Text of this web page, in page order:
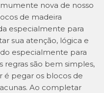
nova de nosso
de madeira
especialmente para
sua atenção, lógica e
especialmente para
regras são bem simples,
é pegar os blocos de
Ao completar